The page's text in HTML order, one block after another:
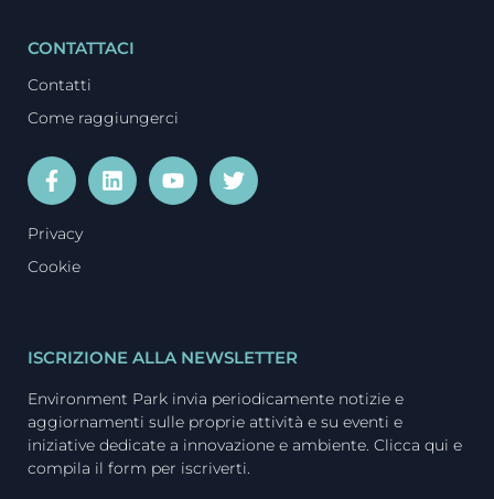
CONTATTACI
Contatti
Come raggiungerci
Privacy
Cookie
ISCRIZIONE ALLA NEWSLETTER
Environment Park invia periodicamente notizie e
aggiornamenti sulle proprie attività e su eventi e
iniziative dedicate a innovazione e ambiente. Clicca qui e
compila il form per iscriverti.